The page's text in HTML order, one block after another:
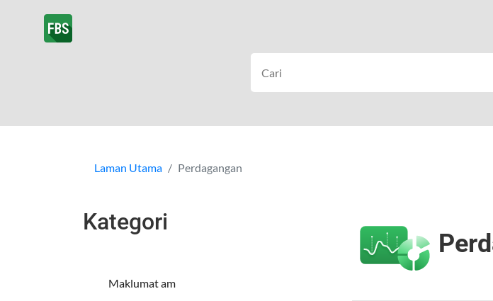
Laman Utama Perdagangan
Kategori
Maklumat am